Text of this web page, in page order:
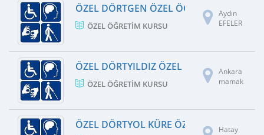
ÖZEL DÖRTGEN ÖZEL ÖĞRETIM KURSU
ÖZEL ÖĞRETIM KURSU
Aydın
EFELER
ÖZEL DÖRTYILDIZ ÖZEL EĞITIM VE
ÖZEL ÖĞRETIM KURSU
Ankara
mamak
ÖZEL DÖRTYOL KÜRE ÖZEL ÖĞRETIM
Hatay